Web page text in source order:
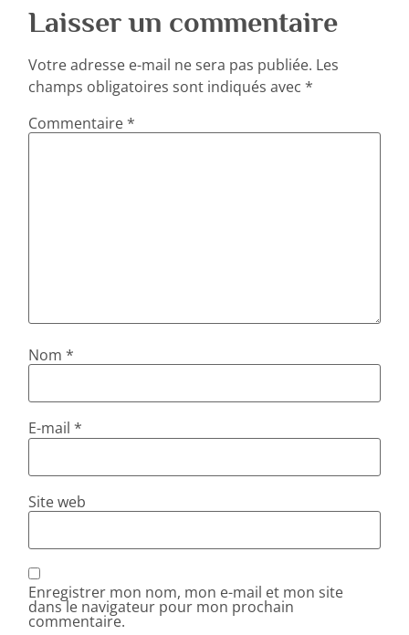
Laisser un commentaire
Votre adresse e-mail ne sera pas publiée. Les
champs obligatoires sont indiqués avec*
Commentaire*
Nom*
E-mail*
Site web
Enregistrer mon nom, mon e-mail et mon site
dans le navigateur pour mon prochain
commentaire.